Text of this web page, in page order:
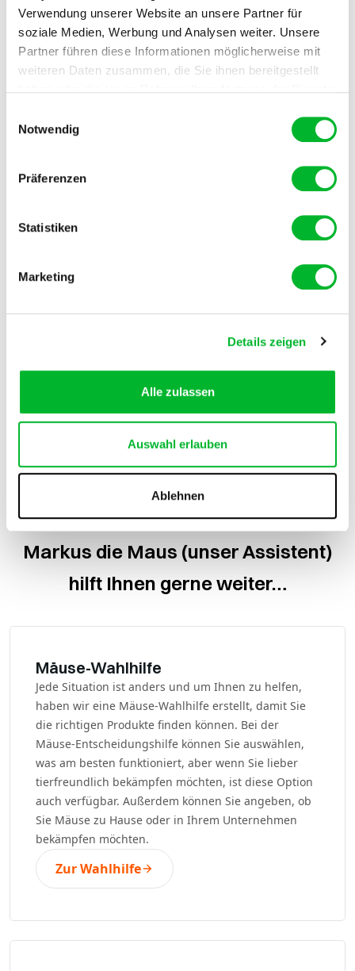
Verwendung unserer Website an unsere Partner für
soziale Medien, Werbung und Analysen weiter. Unsere
Partner führen diese Informationen möglicherweise mit
weiteren Daten zusammen, die Sie ihnen bereitgestellt
Notwendig
Präferenzen
Statistiken
Marketing
Details zeigen
Alle zulassen
Auswahl erlauben
Ablehnen
Mehr lesen
24 September 2024
Markus die Maus (unser Assistent)
hilft Ihnen gerne weiter…
Mäuse-Wahlhilfe
Jede Situation ist anders und um Ihnen zu helfen,
haben wir eine Mäuse-Wahlhilfe erstellt, damit Sie
die richtigen Produkte finden können. Bei der
Mäuse-Entscheidungshilfe können Sie auswählen,
was am besten funktioniert, aber wenn Sie lieber
tierfreundlich bekämpfen möchten, ist diese Option
auch verfügbar. Außerdem können Sie angeben, ob
Sie Mäuse zu Hause oder in Ihrem Unternehmen
bekämpfen möchten.
Zur Wahlhilfe